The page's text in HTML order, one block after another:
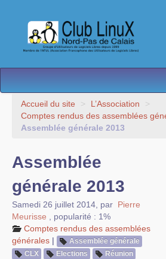
L’Association
Nos Activités
Les antennes
Espace membres
Accueil du site > L’Association
>
Comptes rendus des assemblées
Assemblée générale 2013
Assemblée
générale 2013
Samedi 26 juillet 2014 par Pierre
Meurisse
popularité : 1%
Comptes rendus des assemblées
générales |
Assemblée générale
CLX
Elections Réunion